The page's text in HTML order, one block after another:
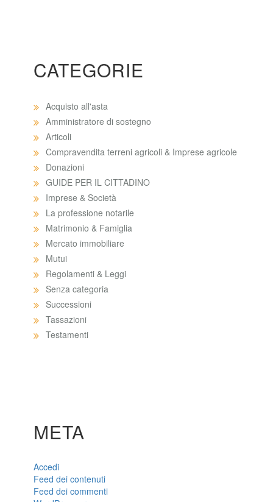
CATEGORIE
Acquisto all'asta
Amministratore di sostegno
Articoli
Compravendita terreni agricoli & Imprese agricole
Donazioni
GUIDE PER IL CITTADINO
Imprese & Società
La professione notarile
Matrimonio & Famiglia
Mercato immobiliare
Mutui
Regolamenti & Leggi
Senza categoria
Successioni
Tassazioni
Testamenti
META
Accedi
Feed dei contenuti
Feed dei commenti